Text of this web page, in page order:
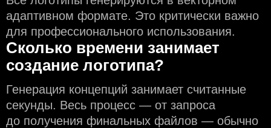
адаптивном формате. Это критически важно
для профессионального использования.
Сколько времени занимает
создание логотипа?
Генерация концепций занимает считанные
секунды. Весь процесс — от запроса
до получения финальных файлов — обычно